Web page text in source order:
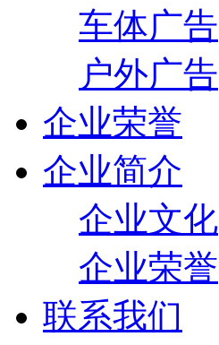
车体广告
户外广告
企业荣誉
企业简介
企业文化
企业荣誉
联系我们